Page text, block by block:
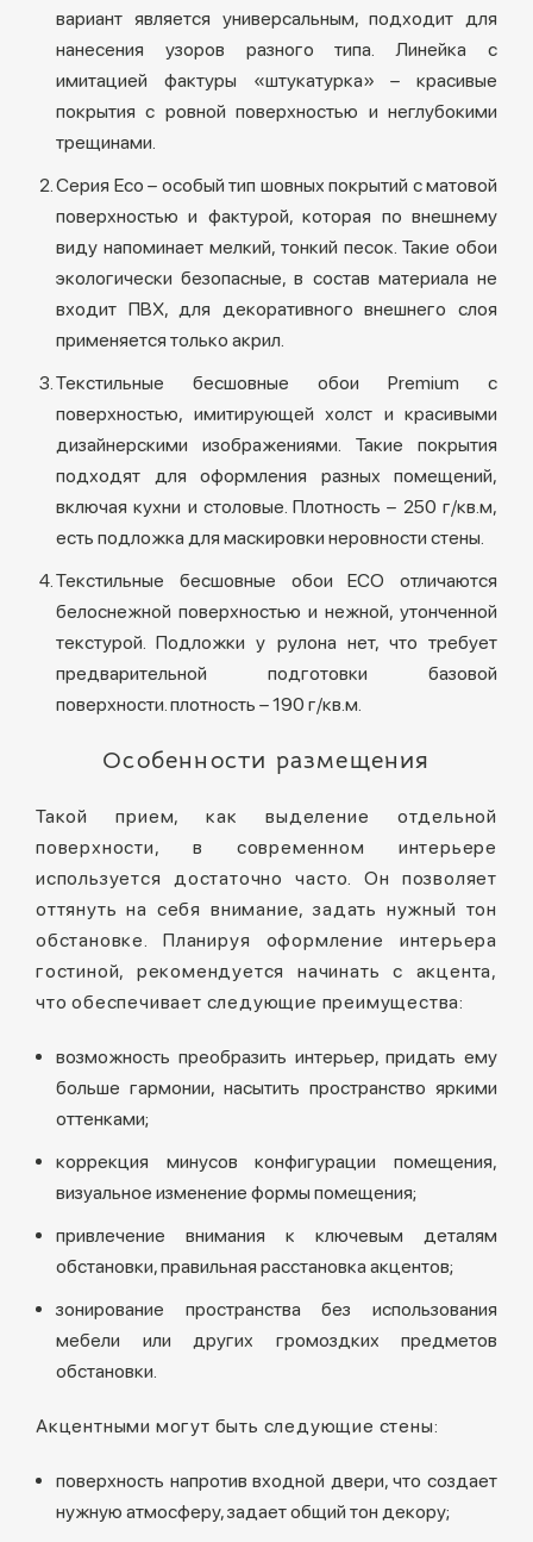
вариант является универсальным, подходит для
нанесения узоров разного типа. Линейка с
имитацией фактуры «штукатурка» – красивые
покрытия с ровной поверхностью и неглубокими
трещинами.
Серия Eco – особый тип шовных покрытий с матовой
поверхностью и фактурой, которая по внешнему
виду напоминает мелкий, тонкий песок. Такие обои
экологически безопасные, в состав материала не
входит ПВХ, для декоративного внешнего слоя
применяется только акрил.
Текстильные бесшовные обои Premium с
поверхностью, имитирующей холст и красивыми
дизайнерскими изображениями. Такие покрытия
подходят для оформления разных помещений,
включая кухни и столовые. Плотность – 250 г/кв.м,
есть подложка для маскировки неровности стены.
Текстильные бесшовные обои ECO отличаются
белоснежной поверхностью и нежной, утонченной
текстурой. Подложки у рулона нет, что требует
предварительной подготовки базовой
поверхности. плотность – 190 г/кв.м.
Особенности размещения
Такой прием, как выделение отдельной
поверхности, в современном интерьере
используется достаточно часто. Он позволяет
оттянуть на себя внимание, задать нужный тон
обстановке. Планируя оформление интерьера
гостиной, рекомендуется начинать с акцента,
что обеспечивает следующие преимущества:
возможность преобразить интерьер, придать ему
больше гармонии, насытить пространство яркими
оттенками;
коррекция минусов конфигурации помещения,
визуальное изменение формы помещения;
привлечение внимания к ключевым деталям
обстановки, правильная расстановка акцентов;
зонирование пространства без использования
мебели или других громоздких предметов
обстановки.
Акцентными могут быть следующие стены:
поверхность напротив входной двери, что создает
нужную атмосферу, задает общий тон декору;